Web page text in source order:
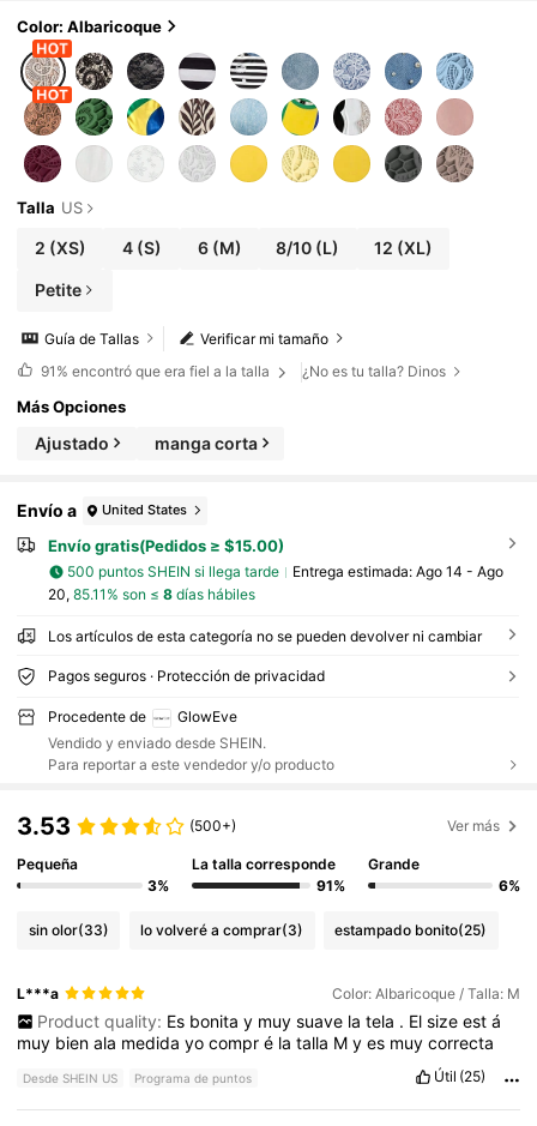
Color: Albaricoque
Talla US
2 (XS) 4(S) 6(M) 8/10 (L) 12 (XL)
Petite
Verificar mi tamaño
Guía de Tallas
91% encontró que era fiel a la talla ¿No es tu talla? Dinos
Más Opciones
Ajustado manga corta
Envío a United States
Envío gratis(Pedidos ≥ $15.00)
500 puntos SHEIN si llega tarde Entrega estimada: Ago 14 - Ago
20, 85.11% son ≤ 8días hábiles
Los artículos de esta categoría no se pueden devolver ni cambiar
Pagos seguros · Protección de privacidad
Procedente de
GlowEve
Vendido y enviado desde SHEIN.
Para reportar a este vendedor y/o producto
3.53 (500+) Ver más
Pequeña
3%
La talla corresponde
91%
Grande
6%
sin olor(33) lo volveré a comprar(3) estampado bonito(25)
L***a Color: Albaricoque / Talla: M
Product quality: Es bonita y muy suave la tela . El size est á
muy bienala medidayocompré latalla Myes muycorrecta
Desde SHEIN US Programa de puntos Útil (25)